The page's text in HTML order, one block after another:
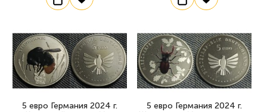
5 евро Германия 2024 г.
5 евро Германия 2024 г.